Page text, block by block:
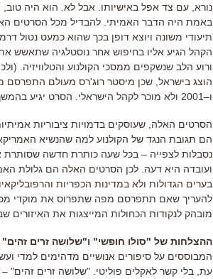
נורא עם צד אפל באישיותו אבל לא הוא היה טוב
באמת היה הדבר האמיתי. להבדיל מכל הסרטים
תיעודי משונה ויוצא דופן בכך שהוא כמעט נטול
הקהל הגיע אליו בחיפוש אחר נוסטלגיה שתאשש את
ורוע הלב שנשקפים ממסכי הקולנוע והטלוויזיה . (
הוצג בישראל שכן מיסטר רוג'רס מעולם התפרסם
ו–
2001 ולא מוכר לקהל הישראלי הסרט יגיע
הסרטים האלה , שעוסקים בדמויות ציבוריות
הם תגובת הנגד של הקולנוע למה שהנשיא
נסבלות לצפייה – בכל שעה כותרת חדשה שסותרת
ועובדה היא דעה לכן הסרטים האלה הם גלולת
בערים הגדולות ולא במדינות הכפריות
להעריך שאם תתפרסם מפה שתפרוס את מוקדי
מובהק לנקודות הכחולות המייצגות את האיזורים
ההצלחות של "סולו חופשי" ו"שלושה זרים זהים"
המבוססים על סיפורים אנושיים מדהימים למדי
עת בלי קשר לאקלים פוליטי . "שלושה זרים זהים" –